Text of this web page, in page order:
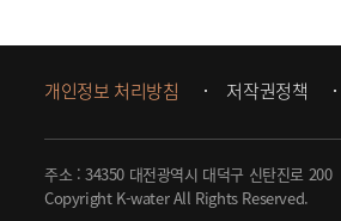
개인정보 처리방침 저작권정책
주소 : 34350 대전광역시 대덕구 신탄진로 200
Copyright K-water All Rights Reserved.